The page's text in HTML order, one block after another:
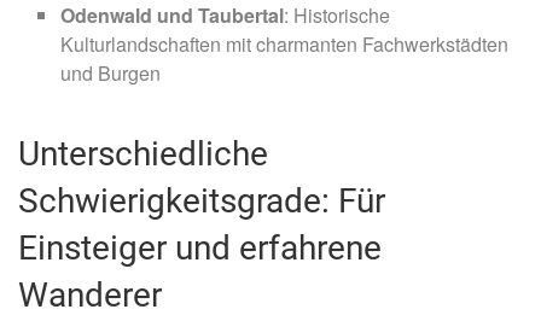
Odenwald und Taubertal: Historische
Kulturlandschaften mit charmanten Fachwerkstädten
und Burgen
Unterschiedliche
Schwierigkeitsgrade: Für
Einsteiger und erfahrene
Wanderer